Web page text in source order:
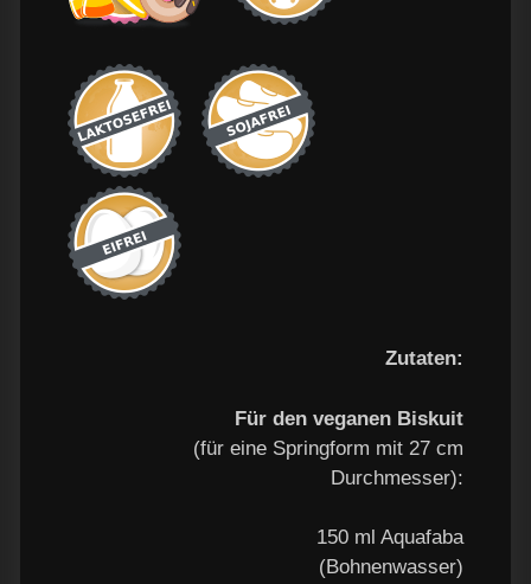
Zutaten:
Für den veganen Biskuit
(für eine Springform mit 27 cm
Durchmesser):
150 ml Aquafaba
(Bohnenwasser)